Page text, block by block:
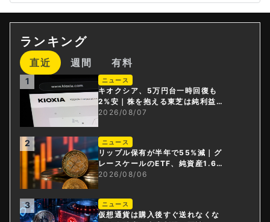
ランキング
直近 週間 有料
1 ニュース
キオクシア、5万円台一時回復も
2%安｜株を抱える東芝は純利益3
0倍
2026/08/07
2 ニュース
リップル保有が半年で55%減｜グ
レースケールのETF、純資産1.6億
ドル減
2026/08/06
3 ニュース
仮想通貨は購入後すぐ送れなくな